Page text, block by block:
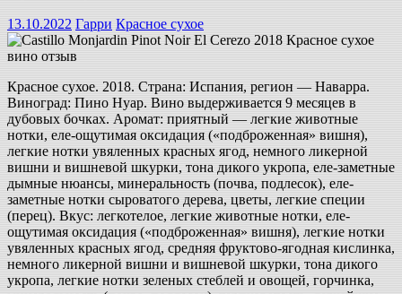
13.10.2022 Гарри Красное сухое
Красное сухое. 2018. Страна: Испания, регион — Наварра.
Виноград: Пино Нуар. Вино выдерживается 9 месяцев в
дубовых бочках. Аромат: приятный — легкие животные
нотки, еле-ощутимая оксидация («подброженная» вишня),
легкие нотки увяленных красных ягод, немного ликерной
вишни и вишневой шкурки, тона дикого укропа, еле-заметные
дымные нюансы, минеральность (почва, подлесок), еле-
заметные нотки сыроватого дерева, цветы, легкие специи
(перец). Вкус: легкотелое, легкие животные нотки, еле-
ощутимая оксидация («подброженная» вишня), легкие нотки
увяленных красных ягод, средняя фруктово-ягодная кислинка,
немного ликерной вишни и вишневой шкурки, тона дикого
укропа, легкие нотки зеленых стеблей и овощей, горчинка,